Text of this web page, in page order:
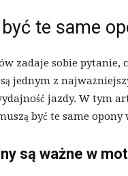
te same
zadaje sobie pytanie,
jednym z
jazdy. W tym
być te same
są ważne w